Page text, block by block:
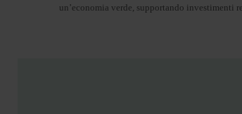
un’economia verde, supportando investimenti